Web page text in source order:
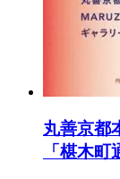
丸善京都
「椹木町